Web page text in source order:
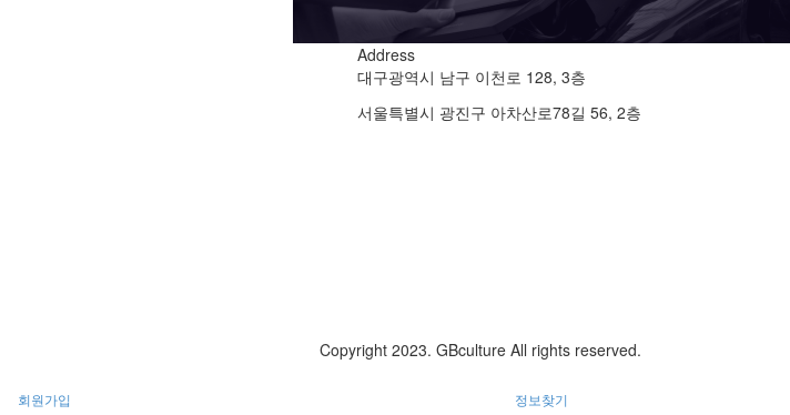
Address
대구광역시 남구 이천로 128, 3층
서울특별시 광진구 아차산로78길 56, 2층
Copyright 2023. GBculture All rights reserved.
회원가입 정보찾기